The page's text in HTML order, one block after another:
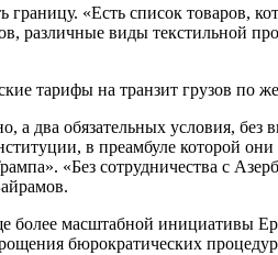
«Есть список товаров,
виды текстильной
тарифы на транзит грузов по
два обязательных условия, без
в преамбуле которой они
«Без сотрудничества с
более масштабной инициативы
бюрократических